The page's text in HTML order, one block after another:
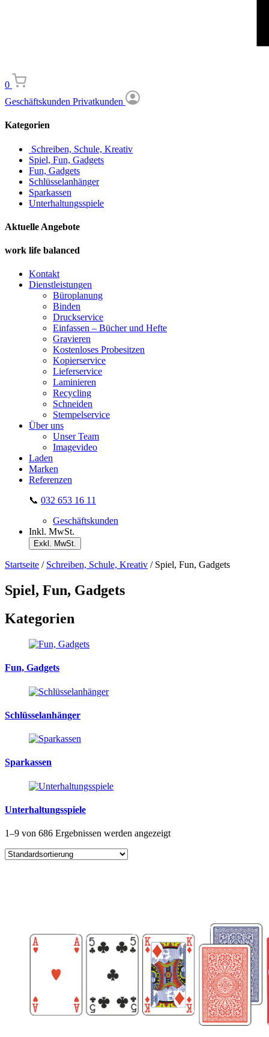
0
Geschäftskunden Privatkunden
Kategorien
Schreiben, Schule, Kreativ
Spiel, Fun, Gadgets
Fun, Gadgets
Schlüsselanhänger
Sparkassen
Unterhaltungsspiele
Aktuelle Angebote
work life balanced
Kontakt
Dienstleistungen
Büroplanung
Binden
Druckservice
Einfassen – Bücher und Hefte
Gravieren
Kostenloses Probesitzen
Kopierservice
Lieferservice
Laminieren
Recycling
Schneiden
Stempelservice
Über uns
Unser Team
Imagevideo
Laden
Marken
Referenzen
📞 032 653 16 11
Geschäftskunden
Inkl. MwSt.
Exkl. MwSt.
Startseite / Schreiben, Schule, Kreativ / Spiel, Fun, Gadgets
Spiel, Fun, Gadgets
Kategorien
Fun, Gadgets
Schlüsselanhänger
Sparkassen
Unterhaltungsspiele
1–9 von 686 Ergebnissen werden angezeigt